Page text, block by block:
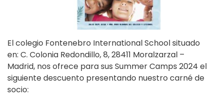
El colegio Fontenebro International School situado
en: C. Colonia Redondillo, 8, 28411 Moralzarzal –
Madrid, nos ofrece para sus Summer Camps 2024 el
siguiente descuento presentando nuestro carné de
socio: